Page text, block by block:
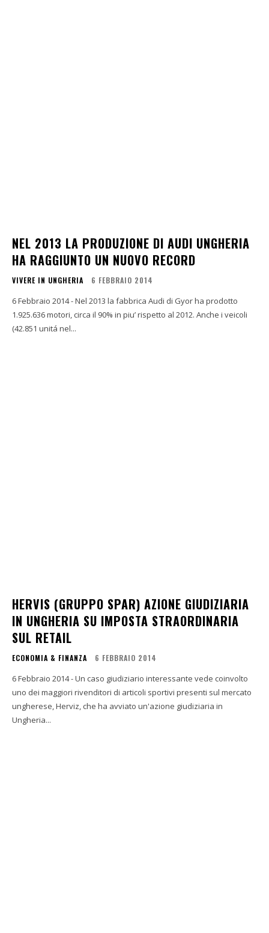
NEL 2013 LA PRODUZIONE DI AUDI UNGHERIA
HA RAGGIUNTO UN NUOVO RECORD
VIVERE IN UNGHERIA 6 FEBBRAIO 2014
6 Febbraio 2014 - Nel 2013 la fabbrica Audi di Gyor ha prodotto
1.925.636 motori, circa il 90% in piu’ rispetto al 2012. Anche i veicoli
(42.851 unitá nel...
HERVIS (GRUPPO SPAR) AZIONE GIUDIZIARIA
IN UNGHERIA SU IMPOSTA STRAORDINARIA
SUL RETAIL
ECONOMIA & FINANZA 6 FEBBRAIO 2014
6 Febbraio 2014 - Un caso giudiziario interessante vede coinvolto
uno dei maggiori rivenditori di articoli sportivi presenti sul mercato
ungherese, Herviz, che ha avviato un'azione giudiziaria in
Ungheria...